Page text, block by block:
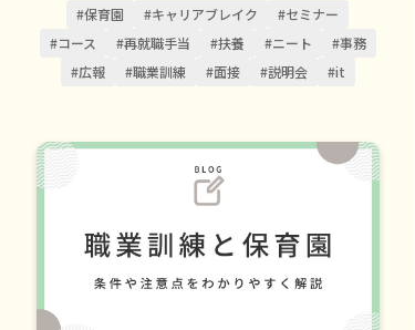
#保育園 #キャリアブレイク
#セミナー
#コース
#再就職手当 #扶養 #ニート
#事務
#広報
#職業訓練 #面接 #説明会 #it